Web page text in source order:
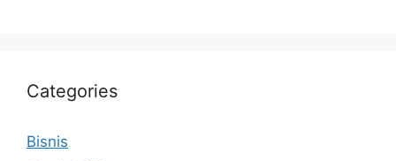
Categories
Bisnis